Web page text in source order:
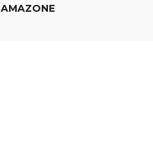
AMAZONE